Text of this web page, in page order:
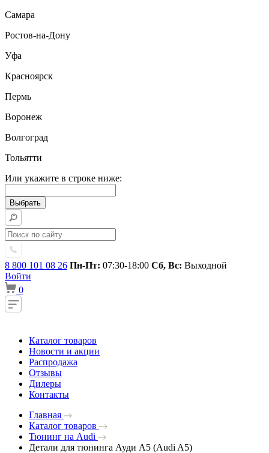
Самара
Ростов-на-Дону
Уфа
Красноярск
Пермь
Воронеж
Волгоград
Тольятти
Или укажите в строке ниже:
8 800 101 08 26 Пн-Пт: 07:30-18:00 Сб, Вс: Выходной
Войти
0
Каталог товаров
Новости и акции
Распродажа
Отзывы
Дилеры
Контакты
Главная
Каталог товаров
Тюнинг на Audi
Детали для тюнинга Ауди A5 (Audi A5)